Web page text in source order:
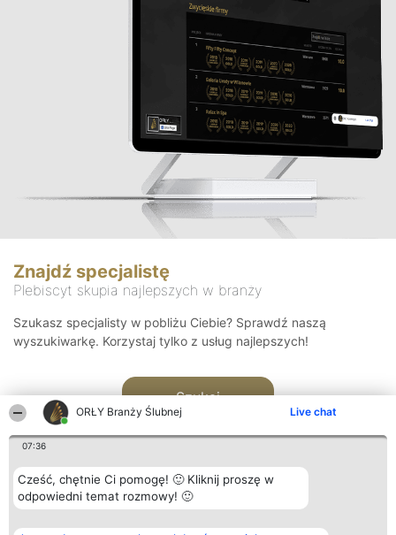
ORŁY Branży Ślubnej Live chat
07:36
Cześć, chętnie Ci pomogę! 🙂 Kliknij proszę w
odpowiedni temat rozmowy! 🙂
Znajdź specjalistę
Plebiscyt skupia najlepszych w branży
Szukasz specjalisty w pobliżu Ciebie? Sprawdź naszą
wyszukiwarkę. Korzystaj tylko z usług najlepszych!
Szukaj
Organizator plebiscytu Plebiscyt Kontakt